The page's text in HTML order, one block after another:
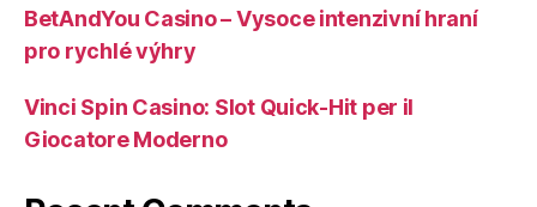
BetAndYou Casino – Vysoce intenzivní hraní
pro rychlé výhry
Vinci Spin Casino: Slot Quick‑Hit per il
Giocatore Moderno